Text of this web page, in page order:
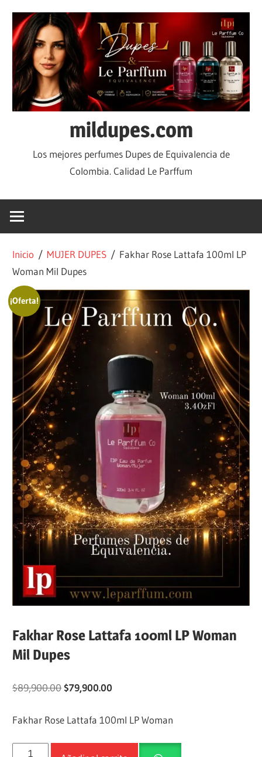
mildupes.com
Los mejores perfumes Dupes de Equivalencia de
Colombia. Calidad Le Parffum
Inicio / MUJER DUPES / Fakhar Rose Lattafa 100ml LP
Woman Mil Dupes
¡Oferta!
Fakhar Rose Lattafa 100ml LP Woman
Mil Dupes
$89,900.00$79,900.00
Fakhar Rose Lattafa 100ml LP Woman